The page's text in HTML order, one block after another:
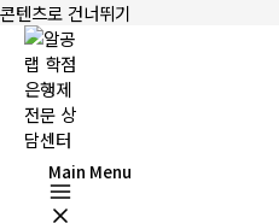
콘텐츠로 건너뛰기
Main Menu